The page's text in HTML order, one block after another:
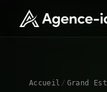
Accueil / Grand Est